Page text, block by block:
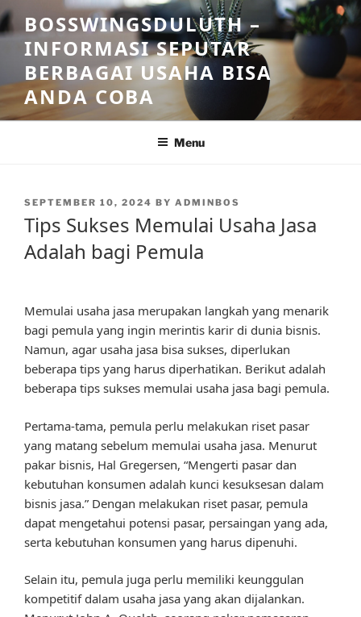
Skip
to
content
BOSSWINGSDULUTH –
INFORMASI SEPUTAR
BERBAGAI USAHA BISA
ANDA COBA
Menu
POSTED
ON
SEPTEMBER 10, 2024 BY ADMINBOS
Tips Sukses Memulai Usaha Jasa
Adalah bagi Pemula
Memulai usaha jasa merupakan langkah yang menarik
bagi pemula yang ingin merintis karir di dunia bisnis.
Namun, agar usaha jasa bisa sukses, diperlukan
beberapa tips yang harus diperhatikan. Berikut adalah
beberapa tips sukses memulai usaha jasa bagi pemula.
Pertama-tama, pemula perlu melakukan riset pasar
yang matang sebelum memulai usaha jasa. Menurut
pakar bisnis, Hal Gregersen, “Mengerti pasar dan
kebutuhan konsumen adalah kunci kesuksesan dalam
bisnis jasa.” Dengan melakukan riset pasar, pemula
dapat mengetahui potensi pasar, persaingan yang ada,
serta kebutuhan konsumen yang harus dipenuhi.
Selain itu, pemula juga perlu memiliki keunggulan
kompetitif dalam usaha jasa yang akan dijalankan.